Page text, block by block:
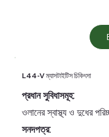
L44-V ম্যাসটাইটিস চিকিৎসা
প্রধান সুবিধাসমূহ:
ওলানের স্বাস্থ্য ও দুধের
সনদপত্র: